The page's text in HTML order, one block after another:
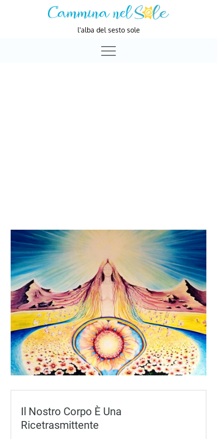
l'alba del sesto sole
Il Nostro Corpo È Una
Ricetrasmittente